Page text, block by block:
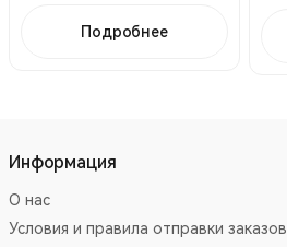
Подробнее
Информация
О нас
Условия и правила отправки заказов